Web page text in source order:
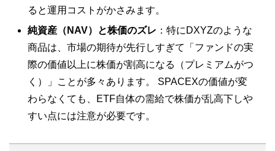
ると運用コストがかさみます。
純資産（NAV）と株価のズレ ：特にDXYZのような
商品は、市場の期待が先行しすぎて「ファンドの実
際の価値以上に株価が割高になる（プレミアムがつ
く）」ことが多々あります。 SPACEXの価値が変
わらなくても、ETF自体の需給で株価が乱高下しや
すい点には注意が必要です。